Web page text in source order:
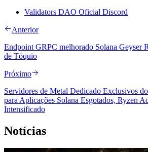
Validators DAO Oficial Discord
Anterior
Endpoint GRPC melhorado Solana Geyser
de Tóquio
Próximo
Servidores de Metal Dedicado Exclusivos
para Aplicações Solana Esgotados, Ryzen
Intensificado
Notícias